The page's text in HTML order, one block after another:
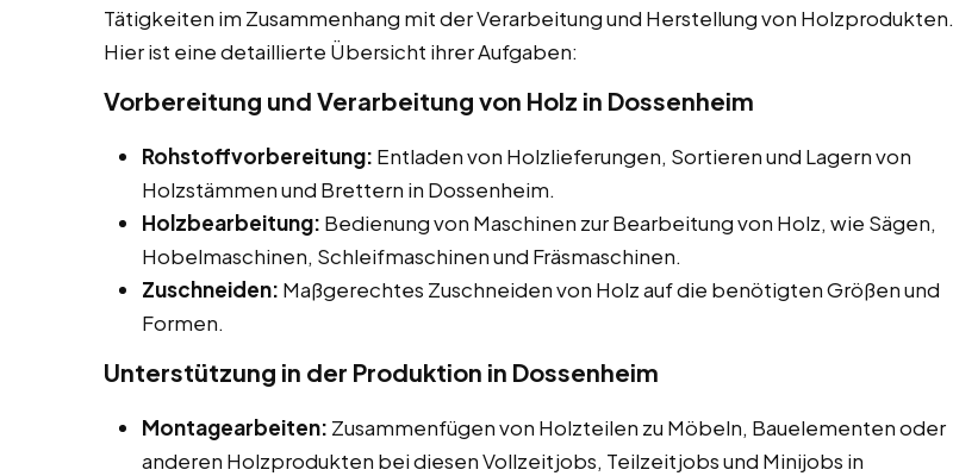
Tätigkeiten im Zusammenhang mit der Verarbeitung und Herstellung von Holzprodukten.
Hier ist eine detaillierte Übersicht ihrer Aufgaben:
Vorbereitung und Verarbeitung von Holz in Dossenheim
Rohstoffvorbereitung: Entladen von Holzlieferungen, Sortieren und Lagern von
Holzstämmen und Brettern in Dossenheim.
Holzbearbeitung: Bedienung von Maschinen zur Bearbeitung von Holz, wie Sägen,
Hobelmaschinen, Schleifmaschinen und Fräsmaschinen.
Zuschneiden: Maßgerechtes Zuschneiden von Holz auf die benötigten Größen und
Formen.
Unterstützung in der Produktion in Dossenheim
Montagearbeiten: Zusammenfügen von Holzteilen zu Möbeln, Bauelementen oder
anderen Holzprodukten bei diesen Vollzeitjobs, Teilzeitjobs und Minijobs in